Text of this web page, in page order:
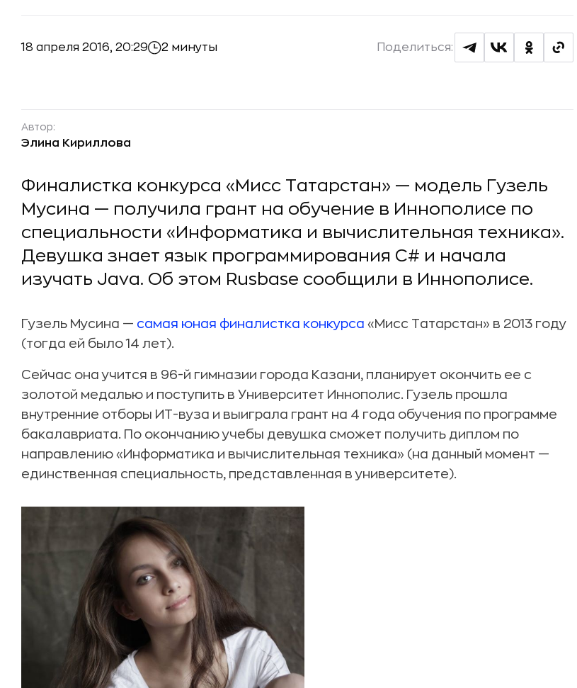
18 апреля 2016, 20:29 2 минуты Поделиться:
Автор:
Элина Кириллова
Финалистка конкурса «Мисс Татарстан» — модель Гузель
Мусина — получила грант на обучение в Иннополисе по
специальности «Информатика и вычислительная техника».
Девушка знает язык программирования С# и начала
изучать Java. Об этом Rusbase сообщили в Иннополисе.
Гузель Мусина — самая юная финалистка конкурса «Мисс Татарстан» в 2013 году
(тогда ей было 14 лет).
Сейчас она учится в 96-й гимназии города Казани, планирует окончить ее с
золотой медалью и поступить в Университет Иннополис. Гузель прошла
внутренние отборы ИТ-вуза и выиграла грант на 4 года обучения по программе
бакалавриата. По окончанию учебы девушка сможет получить диплом по
направлению «Информатика и вычислительная техника» (на данный момент —
единственная специальность, представленная в университете).